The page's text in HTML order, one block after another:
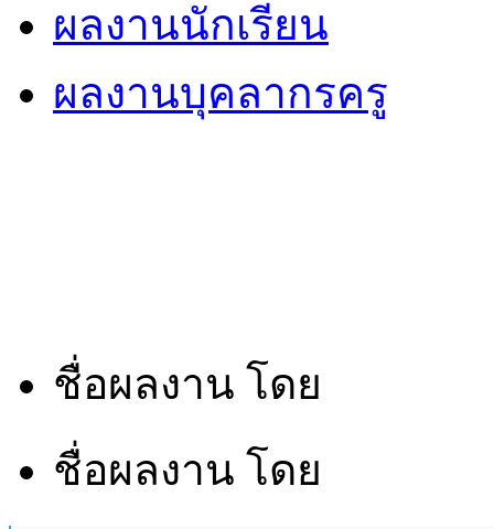
ผลงานนักเรียน
ผลงานบุคลากรครู
ชื่อผลงาน โดย
ชื่อผลงาน โดย